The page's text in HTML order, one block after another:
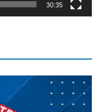
30:35